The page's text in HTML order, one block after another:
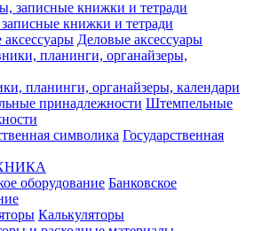
книжки и тетради
Деловые аксессуары
планинги, органайзеры, календари
Штемпельные
Государственная
Банковское
Калькуляторы